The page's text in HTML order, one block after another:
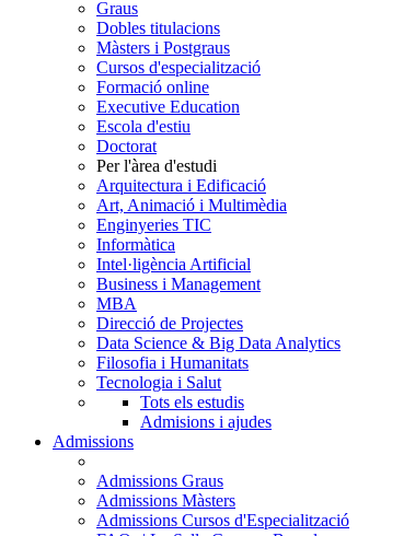
Graus
Dobles titulacions
Màsters i Postgraus
Cursos d'especialització
Formació online
Executive Education
Escola d'estiu
Doctorat
Per l'àrea d'estudi
Arquitectura i Edificació
Art, Animació i Multimèdia
Enginyeries TIC
Informàtica
Intel·ligència Artificial
Business i Management
MBA
Direcció de Projectes
Data Science & Big Data Analytics
Filosofia i Humanitats
Tecnologia i Salut
Tots els estudis
Admisions i ajudes
Admissions
Admissions Graus
Admissions Màsters
Admissions Cursos d'Especialització